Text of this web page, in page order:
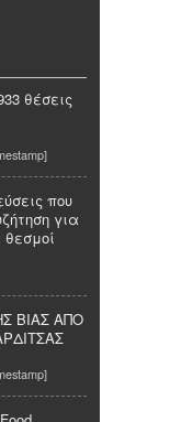
θέσεις
που
για
ΒΙΑΣ ΑΠΟ